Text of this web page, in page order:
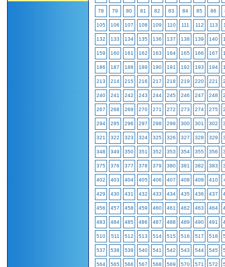
78 79 80 81 82 83 84 85 86
105 106 107 108 109 110 111 112 113
132 133 134 135 136 137 138 139 140
159 160 161 162 163 164 165 166 167
186 187 188 189 190 191 192 193 194
213 214 215 216 217 218 219 220 221
240 241 242 243 244 245 246 247 248
267 268 269 270 271 272 273 274 275
294 295 296 297 298 299 300 301 302
321 322 323 324 325 326 327 328 329
348 349 350 351 352 353 354 355 356
375 376 377 378 379 380 381 382 383
402 403 404 405 406 407 408 409 410
429 430 431 432 433 434 435 436 437
456 457 458 459 460 461 462 463 464
483 484 485 486 487 488 489 490 491
510 511 512 513 514 515 516 517 518
537 538 539 540 541 542 543 544 545
564 565 566 567 568 569 570 571 572